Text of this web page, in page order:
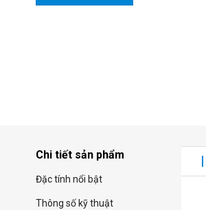
Chi tiết sản phẩm
Đặc tính nổi bật
Thông số kỹ thuật